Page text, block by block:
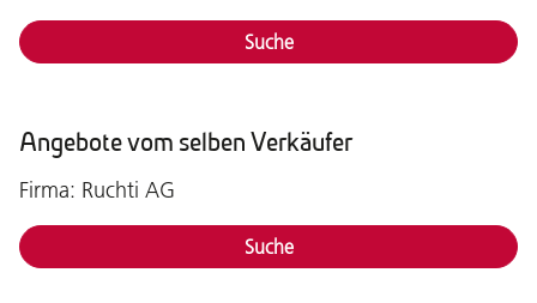
Suche
Angebote vom selben Verkäufer
Firma: Ruchti AG
Suche